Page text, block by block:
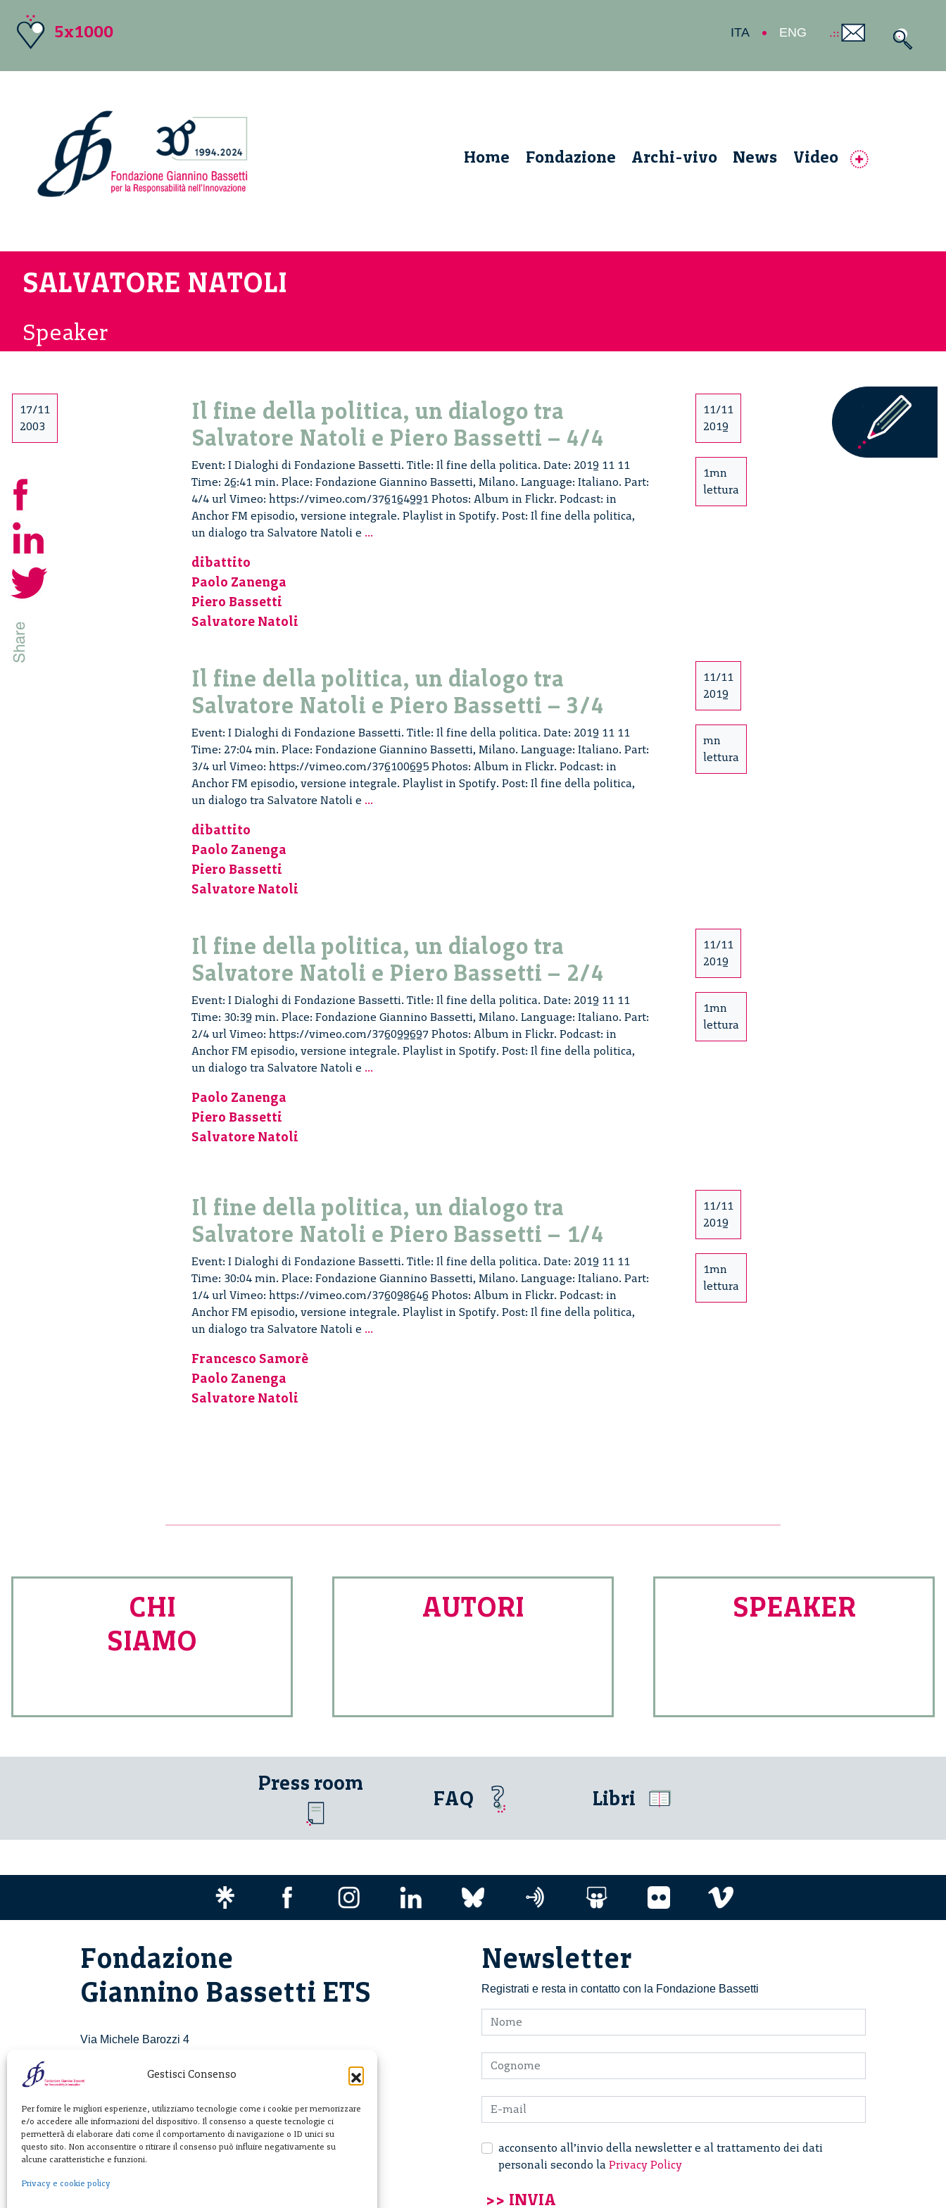
Gestisci Consenso
Per fornire le migliori esperienze, utilizziamo tecnologie come i cookie per memorizzare
e/o accedere alle informazioni del dispositivo. Il consenso a queste tecnologie ci
permetterà di elaborare dati come il comportamento di navigazione o ID unici su
questo sito. Non acconsentire o ritirare il consenso può influire negativamente su
alcune caratteristiche e funzioni.
Privacy e cookie policy
5x1000 ITA ENG
Home Fondazione Archi-vivo News Video
SALVATORE NATOLI
Speaker
17/11
2003
Il fine della politica, un dialogo tra
Salvatore Natoli e Piero Bassetti – 4/4
Event: I Dialoghi di Fondazione Bassetti. Title: Il fine della politica. Date: 2019 11 11
Time: 26:41 min. Place: Fondazione Giannino Bassetti, Milano. Language: Italiano. Part:
4/4 url Vimeo: https://vimeo.com/376164991 Photos: Album in Flickr. Podcast: in
Anchor FM episodio, versione integrale. Playlist in Spotify. Post: Il fine della politica,
un dialogo tra Salvatore Natoli e ...
Natoli
e
Piero
Bassetti
–
4/4
dibattito
Paolo Zanenga
Piero Bassetti
Salvatore Natoli
11/11
2019
1mn
lettura
Il fine della politica, un dialogo tra
Salvatore Natoli e Piero Bassetti – 3/4
Event: I Dialoghi di Fondazione Bassetti. Title: Il fine della politica. Date: 2019 11 11
Time: 27:04 min. Place: Fondazione Giannino Bassetti, Milano. Language: Italiano. Part:
3/4 url Vimeo: https://vimeo.com/376100695 Photos: Album in Flickr. Podcast: in
Anchor FM episodio, versione integrale. Playlist in Spotify. Post: Il fine della politica,
un dialogo tra Salvatore Natoli e ...
Natoli
e
Piero
Bassetti
–
3/4
dibattito
Paolo Zanenga
Piero Bassetti
Salvatore Natoli
11/11
2019
mn
lettura
Il fine della politica, un dialogo tra
Salvatore Natoli e Piero Bassetti – 2/4
Event: I Dialoghi di Fondazione Bassetti. Title: Il fine della politica. Date: 2019 11 11
Time: 30:39 min. Place: Fondazione Giannino Bassetti, Milano. Language: Italiano. Part:
2/4 url Vimeo: https://vimeo.com/376099697 Photos: Album in Flickr. Podcast: in
Anchor FM episodio, versione integrale. Playlist in Spotify. Post: Il fine della politica,
un dialogo tra Salvatore Natoli e ...
Natoli
e
Piero
–
2/4
Paolo Zanenga
Piero Bassetti
Salvatore Natoli
11/11
2019
1mn
lettura
Il fine della politica, un dialogo tra
Salvatore Natoli e Piero Bassetti – 1/4
Event: I Dialoghi di Fondazione Bassetti. Title: Il fine della politica. Date: 2019 11 11
Time: 30:04 min. Place: Fondazione Giannino Bassetti, Milano. Language: Italiano. Part:
1/4 url Vimeo: https://vimeo.com/376098646 Photos: Album in Flickr. Podcast: in
Anchor FM episodio, versione integrale. Playlist in Spotify. Post: Il fine della politica,
un dialogo tra Salvatore Natoli e ...
Francesco Samorè
Paolo Zanenga
Salvatore Natoli
11/11
2019
1mn
lettura
CHI
SIAMO
AUTORI SPEAKER
Press room
FAQ Libri
Newsletter
Registrati e resta in contatto con la Fondazione Bassetti
acconsento all’invio della newsletter e al trattamento dei dati
personali secondo la Privacy Policy
Fondazione
Giannino Bassetti ETS
Via Michele Barozzi 4
T. +39 02 781933
info@fondazionebassetti.org
p.i. 12520270153